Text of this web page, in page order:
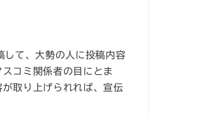
して、大勢の人に投稿内容
コミ関係者の目にとま
取り上げられれば、宣伝